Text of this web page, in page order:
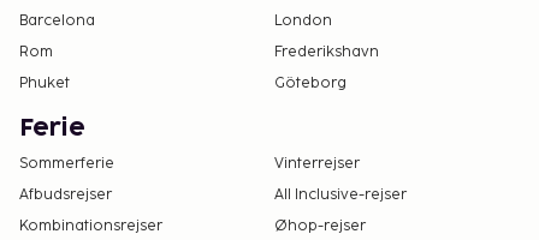
Barcelona
London
Rom
Frederikshavn
Phuket
Göteborg
Ferie
Sommerferie
Vinterrejser
Afbudsrejser
All Inclusive-rejser
Kombinationsrejser
Øhop-rejser